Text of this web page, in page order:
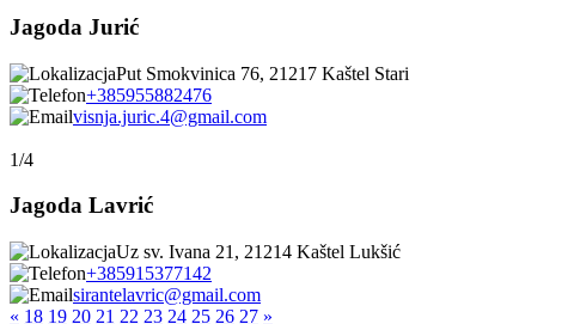
Jagoda Jurić
Put Smokvinica 76, 21217 Kaštel Stari
+385955882476
visnja.juric.4@gmail.com
1/4
Jagoda Lavrić
Uz sv. Ivana 21, 21214 Kaštel Lukšić
+385915377142
sirantelavric@gmail.com
« 18 19 20 21 22 23 24 25 26 27 »